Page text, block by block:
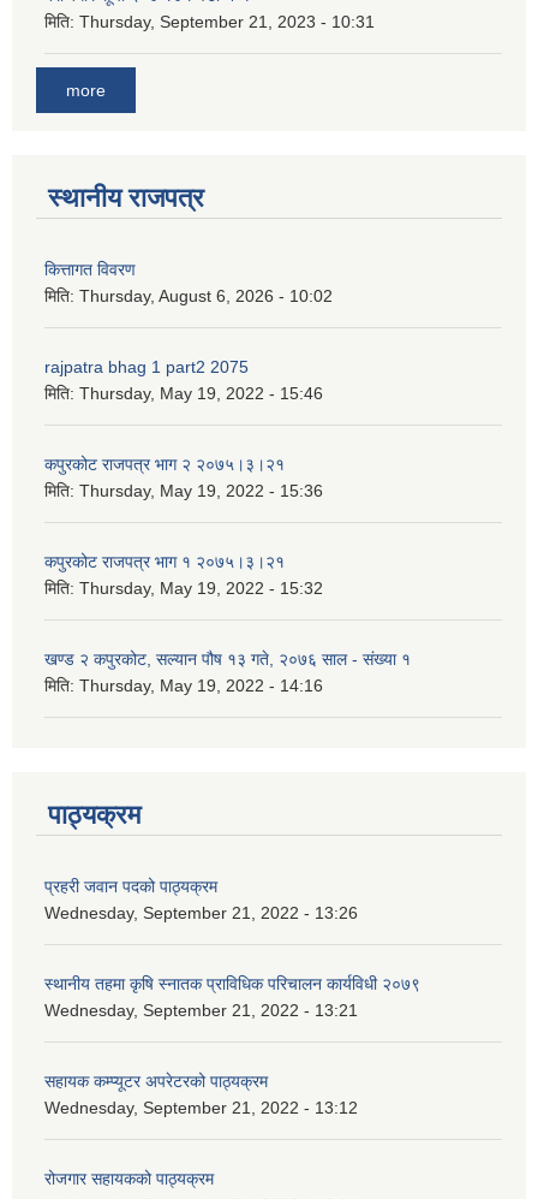
मिति: Thursday, September 21, 2023 - 10:31
more
स्थानीय राजपत्र
कित्तागत विवरण
मिति: Thursday, August 6, 2026 - 10:02
rajpatra bhag 1 part2 2075
मिति: Thursday, May 19, 2022 - 15:46
कपुरकोट राजपत्र भाग २ २०७५।३।२१
मिति: Thursday, May 19, 2022 - 15:36
कपुरकोट राजपत्र भाग १ २०७५।३।२१
मिति: Thursday, May 19, 2022 - 15:32
खण्ड २ कपुरकोट, सल्यान पौष १३ गते, २०७६ साल - संख्या १
मिति: Thursday, May 19, 2022 - 14:16
पाठ्यक्रम
प्रहरी जवान पदको पाठ्यक्रम
Wednesday, September 21, 2022 - 13:26
स्थानीय तहमा कृषि स्नातक प्राविधिक परिचालन कार्यविधी २०७९
Wednesday, September 21, 2022 - 13:21
सहायक कम्प्यूटर अपरेटरको पाठ्यक्रम
Wednesday, September 21, 2022 - 13:12
रोजगार सहायकको पाठ्यक्रम